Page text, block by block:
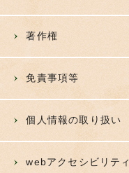
著作権
免責事項等
個人情報の取り扱い
webアクセシビリティ